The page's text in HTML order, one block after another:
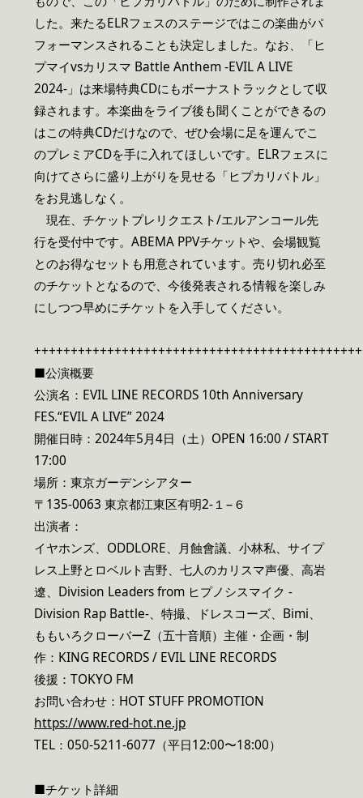
した。来たるELRフェスのステージではこの楽曲がパ
フォーマンスされることも決定しました。なお、「ヒ
プマイvsカリスマ Battle Anthem -EVIL A LIVE
2024-」は来場特典CDにもボーナストラックとして収
録されます。本楽曲をライブ後も聞くことができるの
はこの特典CDだけなので、ぜひ会場に足を運んでこ
のプレミアCDを手に入れてほしいです。ELRフェスに
向けてさらに盛り上がりを見せる「ヒプカリバトル」
をお見逃しなく。
現在、チケットプレリクエスト/エルアンコール先
行を受付中です。ABEMA PPVチケットや、会場観覧
とのお得なセットも用意されています。売り切れ必至
のチケットとなるので、今後発表される情報を楽しみ
にしつつ早めにチケットを入手してください。
■公演概要
公演名：EVIL LINE RECORDS 10th Anniversary
FES.“EVIL A LIVE” 2024
開催日時：2024年5月4日（土）OPEN 16:00 / START
17:00
場所：東京ガーデンシアター
〒135-0063 東京都江東区有明2-１−６
出演者：
イヤホンズ、ODDLORE、月蝕會議、小林私、サイプ
レス上野とロベルト吉野、七人のカリスマ声優、高岩
遼、Division Leaders from ヒプノシスマイク -
Division Rap Battle-、特撮、ドレスコーズ、Bimi、
ももいろクローバーZ（五十音順）主催・企画・制
作：KING RECORDS / EVIL LINE RECORDS
後援：TOKYO FM
お問い合わせ：HOT STUFF PROMOTION
https://www.red-hot.ne.jp
TEL：050-5211-6077（平日12:00〜18:00）
■チケット詳細